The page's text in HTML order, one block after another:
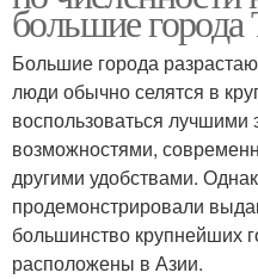
большие
Большие города
люди обычно селятся в
воспользоваться лучшими
возможностями,
другими удобствами.
продемонстрировали
большинство крупнейших
расположены в Азии.